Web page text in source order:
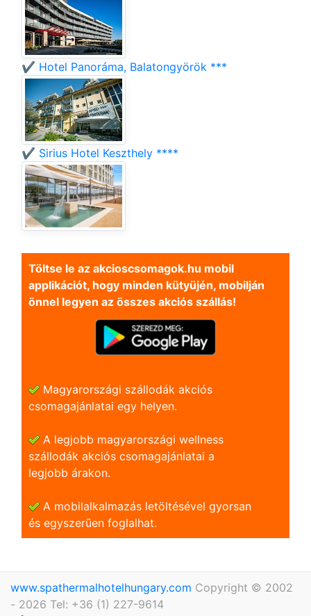
✔️ Hotel Panoráma, Balatongyörök ***
✔️ Sirius Hotel Keszthely ****
Töltse le az akcioscsomagok.hu mobil
applikációt, hogy minden kütyüjén, mobilján
önnel legyen az összes akciós szállás!
Magyarországi szállodák akciós
csomagajánlatai egy helyen.
A legjobb magyarországi wellness
szállodák akciós csomagajánlatai a
legjobb árakon.
A mobilalkalmazás letöltésével gyorsan
és egyszerũen foglalhat.
www.spathermalhotelhungary.com Copyright © 2002
- 2026 Tel: +36 (1) 227-9614